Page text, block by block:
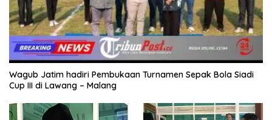
Wagub Jatim hadiri Pembukaan Turnamen Sepak Bola Siadi
Cup III di Lawang – Malang